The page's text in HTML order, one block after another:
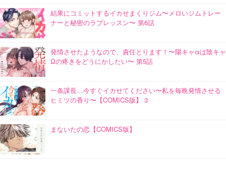
結果にコミットするイカせまくりジム〜メロいジムトレー
ナーと秘密のラブレッスン〜 第6話
発情させたようなので、責任とります！〜陽キャαは陰キャ
Ωの疼きをどうにかしたい〜 第5話
一条課長…今すぐイカせてください〜私を毎晩発情させる
ヒミツの香り〜【COMICS版】 3
まないたの恋【COMICS版】